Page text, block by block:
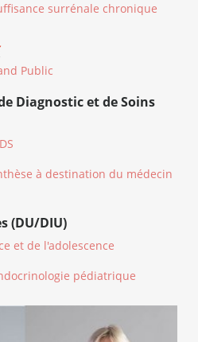
surrénale chronique
Public
Diagnostic et de Soins
à destination du médecin
(DU/DIU)
et de l'adolescence
pédiatrique